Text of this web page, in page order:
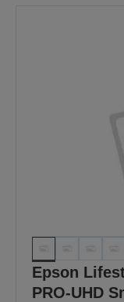
Epson
PRO-UHD